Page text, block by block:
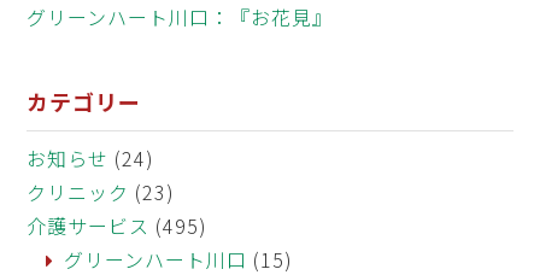
グリーンハート川口：『お花見』
カテゴリー
お知らせ (24)
クリニック (23)
介護サービス (495)
グリーンハート川口 (15)